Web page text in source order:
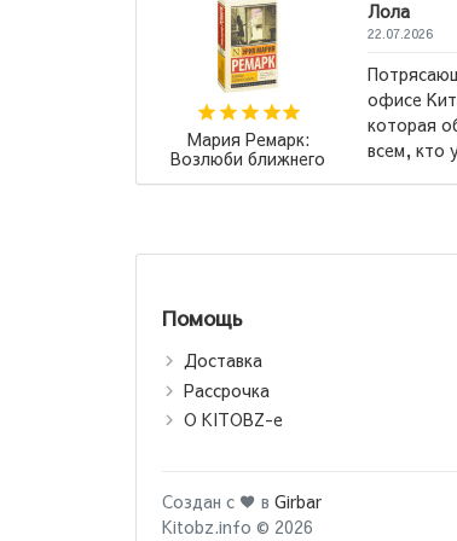
Потрясающий роман! Мне его порекомендовали в
офисе Китобз, спасибо вам! Это та самая книга,
которая обняла меня и «поняла». Рекомендую
всем, кто уезжает из родного места... →
Помощь
Доставка
Рассрочка
О KITOBZ-е
Создан с ♥ в Girbar
Kitobz.info © 2026